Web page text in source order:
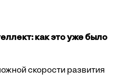
как это уже было
скорости развития